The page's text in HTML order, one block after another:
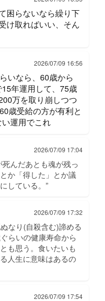
困らないなら繰り下
け取ればいい、そん
2026/07/09 16:56
いなら、60歳から
年運用して、75歳
万を取り崩しつつ
歳受給の方が有利と
運用でこれ
2026/07/09 17:04
んだあとも魂が残っ
か「得した」とか議
している。”
2026/07/09 17:32
なり(自殺含む)諦める
らいの健康寿命から
も思う。食いたいも
人生に意味はあるの
2026/07/09 17:54